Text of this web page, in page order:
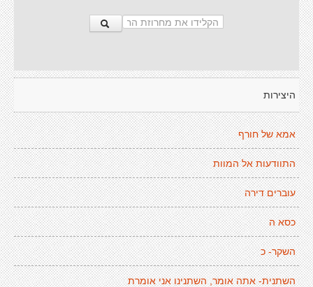
היצירות
אמא של חורף
התוודעות אל המוות
עוברים דירה
כסא ה
השקר- כ
השתנית- אתה אומר, השתנינו אני אומרת